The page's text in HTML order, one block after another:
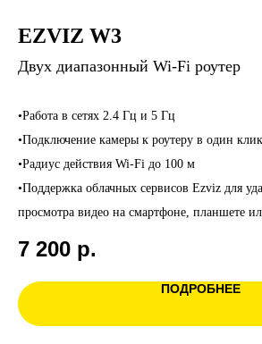
EZVIZ W3
Двух диапазонный Wi-Fi роутер
•Работа в сетях 2.4 Гц и 5 Гц
•Подключение камеры к роутеру в один клик
•Радиус действия Wi-Fi до 100 м
•Поддержка облачных сервисов Ezviz для
просмотра видео на смартфоне, планшете
7 200 р.
ПОДРОБНЕЕ